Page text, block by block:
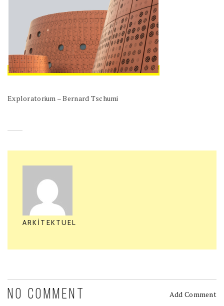
Exploratorium – Bernard Tschumi
ARKITEKTUEL
NO COMMENT Add Comment